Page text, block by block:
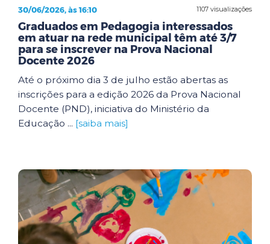
1107 visualizações
30/06/2026, às 16:10
Graduados em Pedagogia interessados
em atuar na rede municipal têm até 3/7
para se inscrever na Prova Nacional
Docente 2026
Até o próximo dia 3 de julho estão abertas as
inscrições para a edição 2026 da Prova Nacional
Docente (PND), iniciativa do Ministério da
Educação ... [saiba mais]